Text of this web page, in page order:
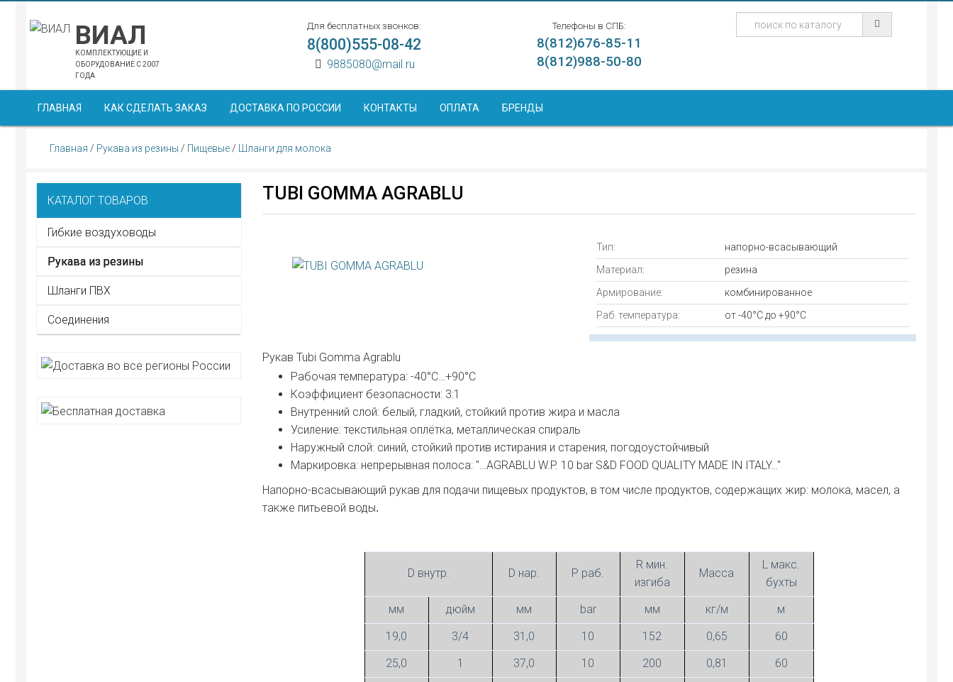
ВИАЛ
КОМПЛЕКТУЮЩИЕ И
ОБОРУДОВАНИЕ С 2007
ГОДА
Для бесплатных звонков:
8(800)555-08-42
9885080@mail.ru
Телефоны в СПБ:
8(812)676-85-11
8(812)988-50-80
ГЛАВНАЯ КАК СДЕЛАТЬ ЗАКАЗ ДОСТАВКА ПО РОССИИ КОНТАКТЫ ОПЛАТА БРЕНДЫ
Главная / Рукава из резины / Пищевые / Шланги для молока
КАТАЛОГ ТОВАРОВ
Гибкие воздуховоды
Рукава из резины
Шланги ПВХ
Соединения
TUBI GOMMA AGRABLU
Тип:
напорно-всасывающий
Материал:
резина
Армирование:
комбинированное
Раб. температура:
от -40°С до +90°С
Рукав Tubi Gomma Agrablu
Рабочая температура: -40°С…+90°С
Коэффициент безопасности: 3:1
Внутренний слой: белый, гладкий, стойкий против жира и масла
Усиление: текстильная оплётка, металлическая спираль
Наружный слой: синий, стойкий против истирания и старения, погодоустойчивый
Маркировка: непрерывная полоса: "…AGRABLU W.P. 10 bar S&D FOOD QUALITY MADE IN ITALY…"
Напорно-всасывающий рукав для подачи пищевых продуктов, в том числе продуктов, содержащих жир: молока, масел, а
также питьевой воды.
D внутр. D нар. P раб.
R мин.
изгиба
Масса
L макс.
бухты
мм
дюйм мм bar мм кг/м
м
19,0
3/4 31,0 10 152 0,65
60
25,0
1 37,0 10 200 0,81
60